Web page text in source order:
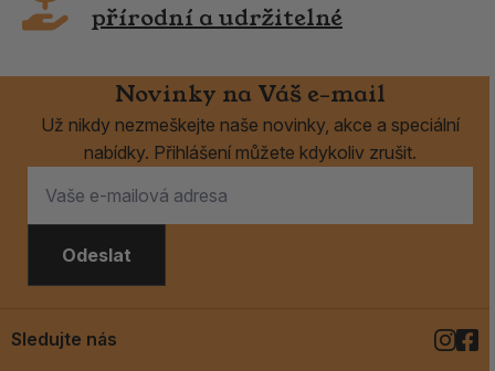
přírodní a udržitelné
Novinky na Váš e-mail
Už nikdy nezmeškejte naše novinky, akce a speciální
nabídky. Přihlášení můžete kdykoliv zrušit.
Odeslat
Sledujte nás